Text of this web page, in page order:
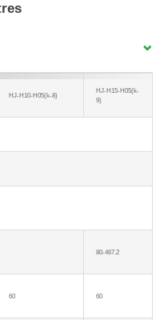
HJ-H10-H05(k-8)
HJ-H15-H05(k-
9)
80-467.2
60 60